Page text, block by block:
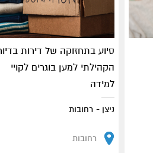
סיוע בתחזוקה של דירות
הקהילתי למען בוגרים לקויי
למידה
ניצן - רחובות
רחובות